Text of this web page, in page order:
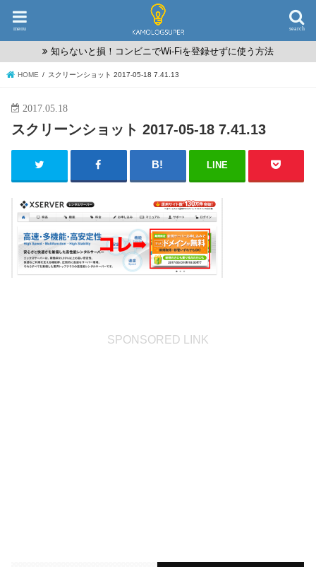
search
menu
知らないと損！コンビニでWi-Fiを登録せずに使う方法
HOME スクリーンショット 2017-05-18 7.41.13
2017.05.18
スクリーンショット 2017-05-18 7.41.13
LINE
SPONSORED LINK